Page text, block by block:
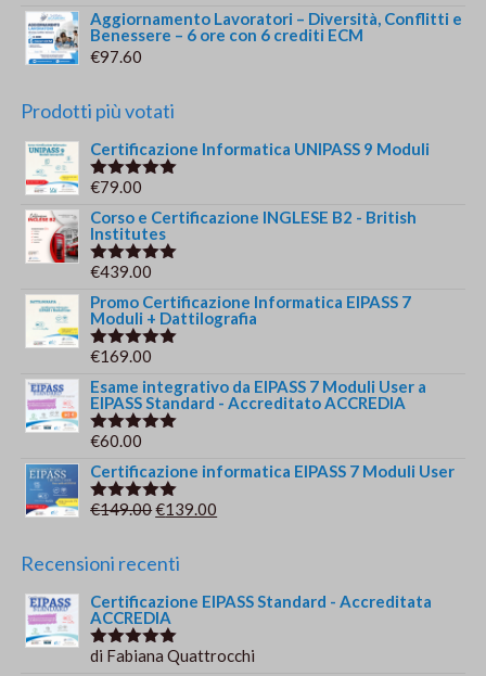
Aggiornamento Lavoratori – Diversità, Conflitti e
Benessere – 6 ore con 6 crediti ECM
€97.60
Prodotti più votati
Certificazione Informatica UNIPASS 9 Moduli
Valutato
€79.00
Corso e Certificazione INGLESE B2 - British
Institutes
Valutato
€439.00
Promo Certificazione Informatica EIPASS 7
Moduli + Dattilografia
Valutato
€169.00
Esame integrativo da EIPASS 7 Moduli User a
EIPASS Standard - Accreditato ACCREDIA
Valutato
€60.00
Certificazione informatica EIPASS 7 Moduli User
Valutato
€149.00Il
originale
€149.00.
€139.00
€139.00.
Recensioni recenti
Certificazione EIPASS Standard - Accreditata
ACCREDIA
Valutato5
di Fabiana Quattrocchi